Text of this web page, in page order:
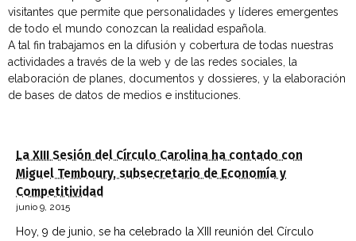
visitantes que permite que personalidades y líderes emergentes
de todo el mundo conozcan la realidad española.
A tal fin trabajamos en la difusión y cobertura de todas nuestras
actividades a través de la web y de las redes sociales, la
elaboración de planes, documentos y dossieres, y la elaboración
de bases de datos de medios e instituciones.
La XIII Sesión del Círculo Carolina ha contado con
Miguel Temboury, subsecretario de Economía y
Competitividad
junio 9, 2015
Hoy, 9 de junio, se ha celebrado la XIII reunión del Círculo